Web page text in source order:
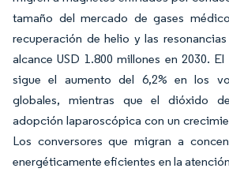
tamaño del mercado de gases
recuperación de helio y las
alcance USD 1.800 millones en 2030.
sigue el aumento del 6,2% en los
globales, mientras que el dióxido
adopción laparoscópica con un
Los conversores que migran a
energéticamente eficientes en la